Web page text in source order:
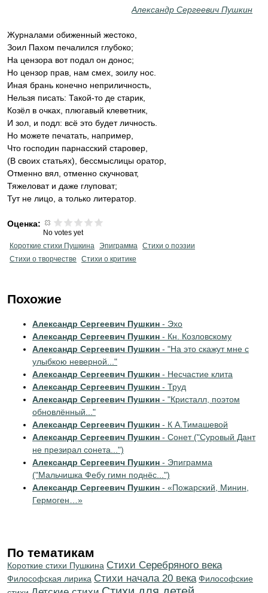
Александр Сергеевич Пушкин
Журналами обиженный жестоко,
Зоил Пахом печалился глубоко;
На цензора вот подал он донос;
Но цензор прав, нам смех, зоилу нос.
Иная брань конечно неприличность,
Нельзя писать: Такой-то де старик,
Козёл в очках, плюгавый клеветник,
И зол, и подл: всё это будет личность.
Но можете печатать, например,
Что господин парнасский старовер,
(В своих статьях), бессмыслицы оратор,
Отменно вял, отменно скучноват,
Тяжеловат и даже глуповат;
Тут не лицо, а только литератор.
Оценка:
No votes yet
Короткие стихи Пушкина Эпиграмма Стихи о поэзии
Стихи о творчестве
Стихи о критике
Похожие
Александр Сергеевич Пушкин - Эхо
Александр Сергеевич Пушкин - Кн. Козловскому
Александр Сергеевич Пушкин - "На это скажут мне с
улыбкою неверной..."
Александр Сергеевич Пушкин - Несчастие клита
Александр Сергеевич Пушкин - Труд
Александр Сергеевич Пушкин - "Кристалл, поэтом
обновлённый..."
Александр Сергеевич Пушкин - К А.Тимашевой
Александр Сергеевич Пушкин - Сонет ("Суровый Дант
не презирал сонета...")
Александр Сергеевич Пушкин - Эпиграмма
("Мальчишка Фебу гимн поднёс...")
Александр Сергеевич Пушкин - «Пожарский, Минин,
Гермоген…»
По тематикам
Короткие стихи Пушкина Cтихи Серебряного века
Философская лирика Cтихи начала 20 века Философские